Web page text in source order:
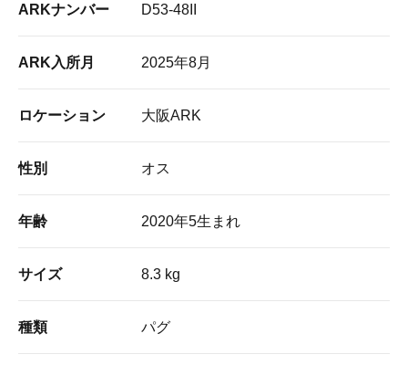
ARKナンバー D53-48II
ARK入所月 2025年8月
ロケーション 大阪ARK
性別 オス
年齢 2020年5生まれ
サイズ 8.3 kg
種類 パグ